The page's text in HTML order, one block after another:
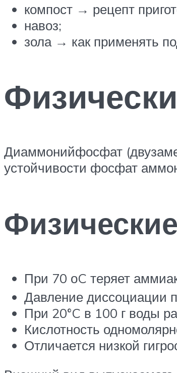
компост → рецепт
навоз;
зола → как применять
Диаммонийфосфат
устойчивости фосфат
При 70 оC теряет
Давление диссоциации
При 20°C в 100 г воды
Кислотность
Отличается низкой